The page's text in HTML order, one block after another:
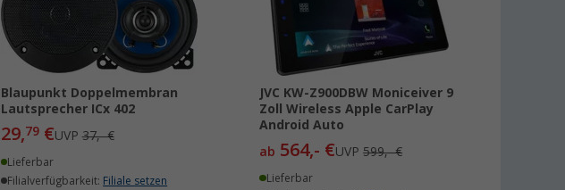
Blaupunkt Doppelmembran
Lautsprecher ICx 402
29,79€UVP37,- €
Lieferbar
Filialverfügbarkeit: Filiale setzen
JVC KW-Z900DBW Moniceiver 9
Zoll Wireless Apple CarPlay
Android Auto
ab 564,- €UVP599,- €
Lieferbar